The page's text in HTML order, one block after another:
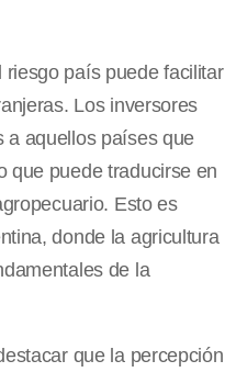
país puede facilitar
Los inversores
a aquellos países que
que puede traducirse en
Esto es
donde la agricultura
de la
que la percepción